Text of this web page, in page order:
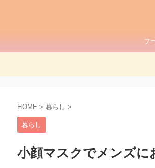
フ
HOME > 暮らし >
暮らし
小顔マスクでメンズに